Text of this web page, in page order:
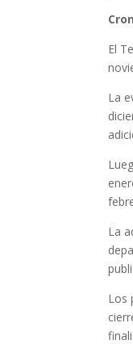
El
La
La
Los